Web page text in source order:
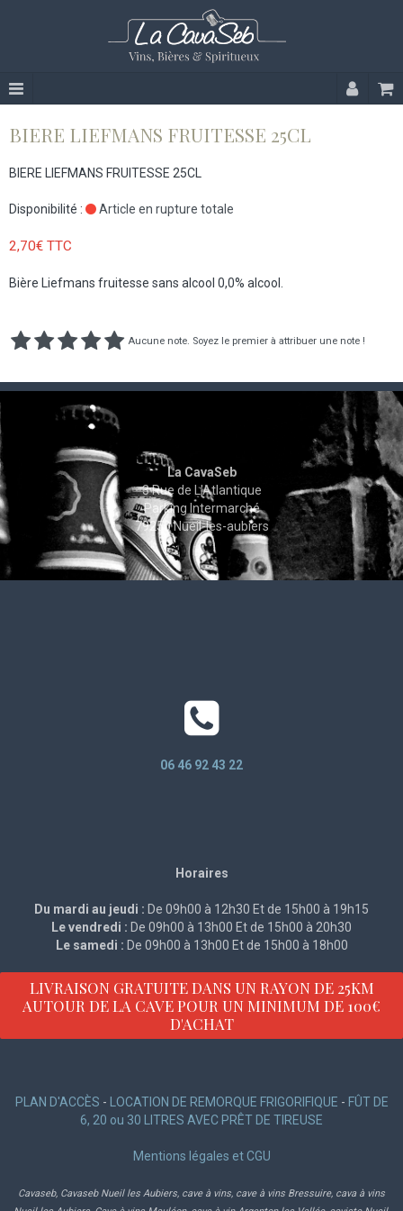
BIERE LIEFMANS FRUITESSE 25CL
BIERE LIEFMANS FRUITESSE 25CL
Disponibilité : Article en rupture totale
2,70€ TTC
Bière Liefmans fruitesse sans alcool 0,0% alcool.
Aucune note. Soyez le premier à attribuer une note !
La CavaSeb
3 Rue de L'Atlantique
Parking Intermarché
79250 Nueil-les-aubiers
06 46 92 43 22
Horaires
Du mardi au jeudi : De 09h00 à 12h30 Et de 15h00 à 19h15
Le vendredi : De 09h00 à 13h00 Et de 15h00 à 20h30
Le samedi : De 09h00 à 13h00 Et de 15h00 à 18h00
LIVRAISON GRATUITE DANS UN RAYON DE 25KM
AUTOUR DE LA CAVE POUR UN MINIMUM DE 100€
D'ACHAT
PLAN D'ACCÈS - LOCATION DE REMORQUE FRIGORIFIQUE - FÛT DE
6, 20 ou 30 LITRES AVEC PRÊT DE TIREUSE
Mentions légales et CGU
Cavaseb, Cavaseb Nueil les Aubiers, cave à vins, cave à vins Bressuire, cava à vins